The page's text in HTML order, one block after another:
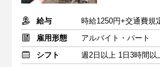
給与
時給1250円+交通費規
雇用形態
アルバイト・パート
シフト
週2日以上 1日3時間以